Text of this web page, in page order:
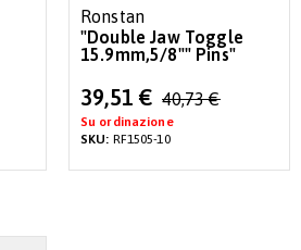
Ronstan
"Double Jaw Toggle
15.9mm,5/8"" Pins"
Special
Price
39,51 € 40,73 €
Su ordinazione
SKU: RF1505-10